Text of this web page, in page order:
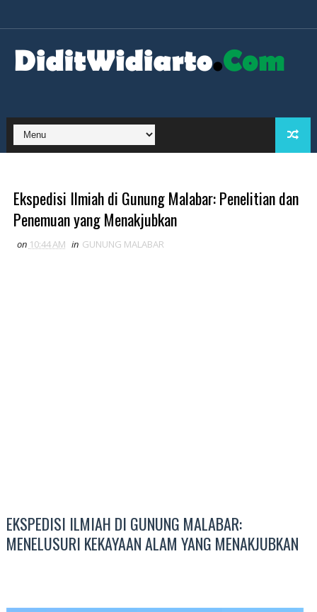
Ekspedisi Ilmiah di Gunung Malabar: Penelitian dan
Penemuan yang Menakjubkan
on 10:44 AM in GUNUNG MALABAR
EKSPEDISI ILMIAH DI GUNUNG MALABAR:
MENELUSURI KEKAYAAN ALAM YANG MENAKJUBKAN